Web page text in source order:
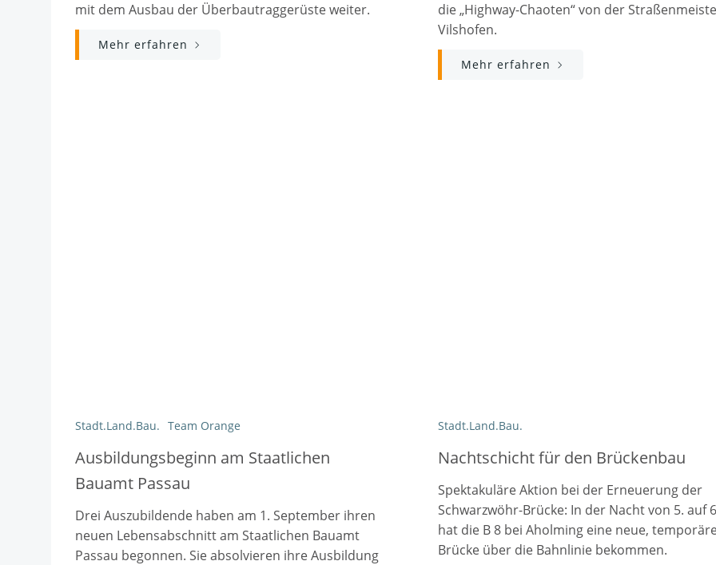
mit dem Ausbau der Überbautraggerüste weiter.
Mehr erfahren
die „Highway-Chaoten“ von der
Vilshofen.
Mehr erfahren
Stadt.Land.Bau. Team Orange
Ausbildungsbeginn am Staatlichen
Bauamt Passau
Drei Auszubildende haben am 1. September ihren
neuen Lebensabschnitt am Staatlichen Bauamt
Passau begonnen. Sie absolvieren ihre Ausbildung
Stadt.Land.Bau.
Nachtschicht für den Brückenbau
Spektakuläre Aktion bei der Erneuerung der
Schwarzwöhr-Brücke: In der Nacht von 5. auf
hat die B 8 bei Aholming eine neue,
Brücke über die Bahnlinie bekommen.